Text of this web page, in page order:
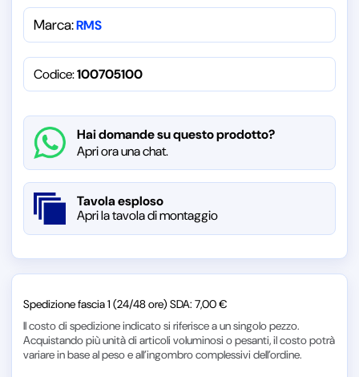
Marca:RMS
Codice:100705100
Hai domande su questo prodotto?
Apri ora una chat.
Tavola esploso
Apri la tavola di montaggio
Spedizione fascia 1 (24/48 ore) SDA: 7,00 €
Il costo di spedizione indicato si riferisce a un singolo pezzo.
Acquistando più unità di articoli voluminosi o pesanti, il costo potrà
variare in base al peso e all’ingombro complessivi dell’ordine.